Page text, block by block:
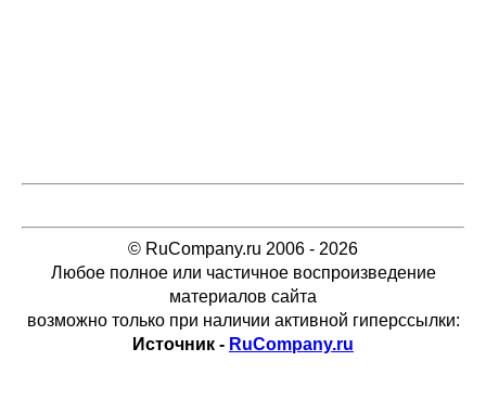
© RuCompany.ru 2006 - 2026
Любое полное или частичное воспроизведение
материалов сайта
возможно только при наличии активной гиперссылки:
Источник - RuCompany.ru